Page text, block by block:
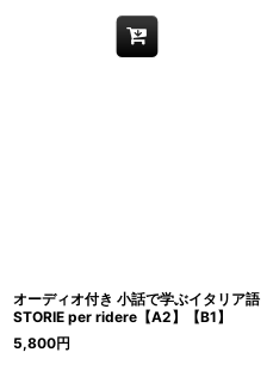
オーディオ付き 小話で学ぶイタリア語
STORIE per ridere【A2】【B1】
5,800円